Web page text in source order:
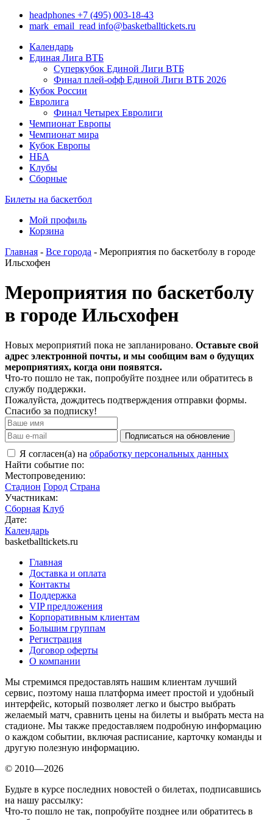
headphones +7 (495) 003-18-43
mark_email_read info@basketballtickets.ru
Календарь
Единая Лига ВТБ
Суперкубок Единой Лиги ВТБ
Финал плей-офф Единой Лиги ВТБ 2026
Кубок России
Евролига
Финал Четырех Евролиги
Чемпионат Европы
Чемпионат мира
Кубок Европы
НБА
Клубы
Сборные
Билеты на баскетбол
Мой профиль
Корзина
Главная - Все города - Мероприятия по баскетболу в городе
Ильсхофен
Мероприятия по баскетболу
в городе Ильсхофен
Новых мероприятий пока не запланировано. Оставьте свой
адрес электронной почты, и мы сообщим вам о будущих
мероприятиях, когда они появятся.
Что-то пошло не так, попробуйте позднее или обратитесь в
службу поддержки.
Пожалуйста, дождитесь подтверждения отправки формы.
Спасибо за подписку!
Подписаться на обновление
Я согласен(а) на обработку персональных данных
Найти событие по:
Местопроведению:
Стадион Город Страна
Участникам:
Сборная Клуб
Дате:
Календарь
basketballtickets.ru
Главная
Доставка и оплата
Контакты
Поддержка
VIP предложения
Корпоративным клиентам
Большим группам
Регистрация
Договор оферты
О компании
Мы стремимся предоставлять нашим клиентам лучший
сервис, поэтому наша платформа имеет простой и удобный
интерфейс, который позволяет легко и быстро выбрать
желаемый матч, сравнить цены на билеты и выбрать места на
стадионе. Мы также предоставляем подробную информацию
о каждом событии, включая расписание, карточку команды и
другую полезную информацию.
© 2010—2026
Будьте в курсе последних новостей о билетах, подписавшись
на нашу рассылку:
Что-то пошло не так, попробуйте позднее или обратитесь в